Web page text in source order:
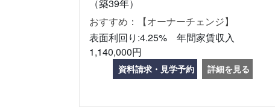
（築39年）
おすすめ：【オーナーチェンジ】
表面利回り:4.25% 年間家賃収入
1,140,000円
資料請求・見学予約 詳細を見る